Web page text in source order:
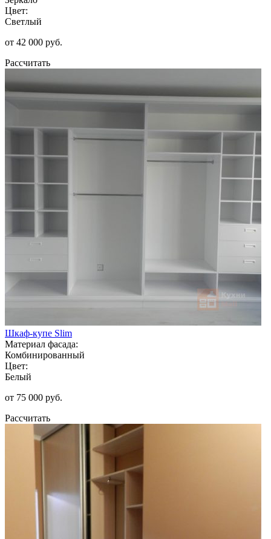
Цвет:
Светлый
от 42 000 руб.
Рассчитать
Шкаф-купе Slim
Материал фасада:
Комбинированный
Цвет:
Белый
от 75 000 руб.
Рассчитать